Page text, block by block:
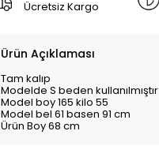
Ücretsiz Kargo
Ürün Açıklaması
Tam kalıp
Modelde S beden kullanılmıştır
Model boy 165 kilo 55
Model bel 61 basen 91 cm
Ürün Boy 68 cm